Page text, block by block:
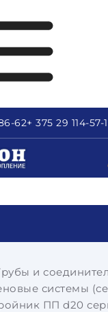
62+ 375 29 114-57-
и
системы
ПП d20